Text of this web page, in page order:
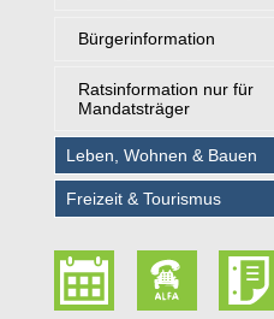
Bürgerinformation
Ratsinformation nur für
Mandatsträger
Leben, Wohnen & Bauen
Freizeit & Tourismus